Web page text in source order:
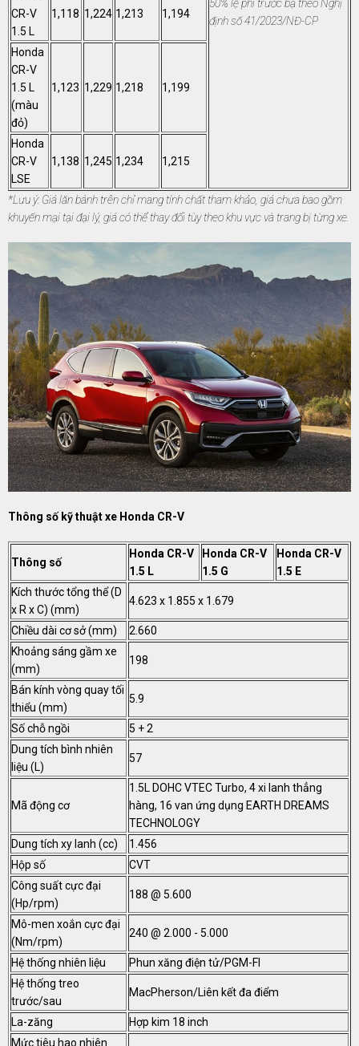
50% lệ phí trước bạ theo Nghị
địnhsố 41/2023/NĐ-CP
CR-V
1.5 L
1,118 1,224 1,213 1,194
Honda
CR-V
1.5 L
(màu
đỏ)
1,123 1,229 1,218 1,199
Honda
CR-V
LSE
1,138 1,245 1,234 1,215
*Lưu ý: Giá lăn bánh trên chỉ mang tính chất tham khảo, giá chưa bao gồm
khuyến mại tại đại lý, giá có thể thay đổi tùy theo khu vực và trang bị từng xe.
Thông số kỹ thuật xe Honda CR-V
Thông số
Honda CR-V
1.5 L
Honda CR-V
1.5 G
Honda CR-V
1.5 E
Kích thước tổng thể (D
x R x C) (mm)
4.623 x 1.855 x 1.679
Chiều dài cơ sở (mm)
2.660
Khoảng sáng gầm xe
(mm)
198
Bán kính vòng quay tối
thiểu (mm)
5.9
Số chỗ ngồi
5 + 2
Dung tích bình nhiên
liệu (L)
57
Mã động cơ
1.5L DOHC VTEC Turbo, 4 xi lanh thẳng
hàng, 16 van ứng dụng EARTH DREAMS
TECHNOLOGY
Dung tích xy lanh (cc)
1.456
Hộp số
CVT
Công suất cực đại
(Hp/rpm)
188 @ 5.600
Mô-men xoắn cực đại
(Nm/rpm)
240 @ 2.000 - 5.000
Hệ thống nhiên liệu
Phun xăng điện tử/PGM-FI
Hệ thống treo
trước/sau
MacPherson/Liên kết đa điểm
La-zăng
Hợp kim 18 inch
Mức tiêu hao nhiên